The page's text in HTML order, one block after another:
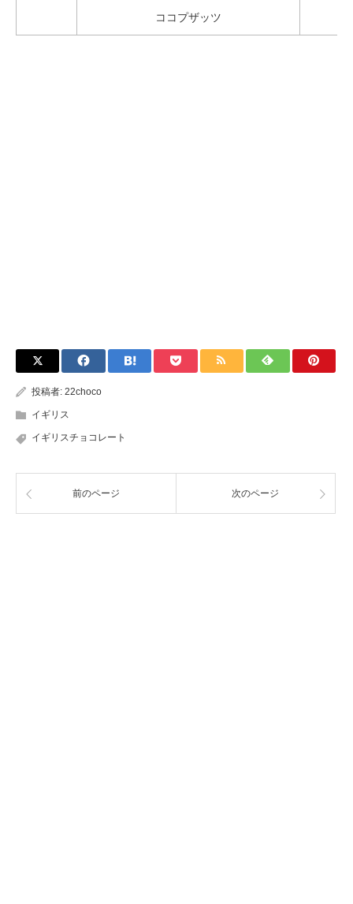
ココプザッツ
投稿者: 22choco
イギリス
イギリスチョコレート
前のページ 次のページ